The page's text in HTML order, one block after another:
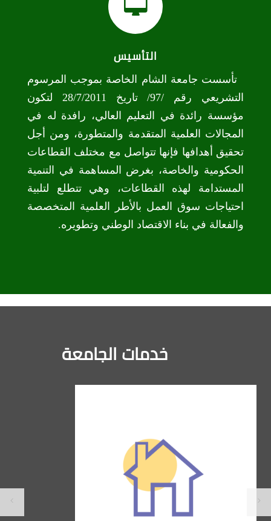
التأسيس
تأسست جامعة الشام الخاصة بموجب المرسوم
التشريعي رقم /97/ تاريخ 28/7/2011 لتكون
مؤسسة رائدة في التعليم العالي، رافدة له في
المجالات العلمية المتقدمة والمتطورة، ومن أجل
تحقيق أهدافها فإنها تتواصل مع مختلف القطاعات
الحكومية والخاصة، بغرض المساهمة في التنمية
المستدامة لهذه القطاعات، وهي تتطلع لتلبية
احتياجات سوق العمل بالأطر العلمية المتخصصة
والفعالة في بناء الاقتصاد الوطني وتطويره.
خدمات الجامعة